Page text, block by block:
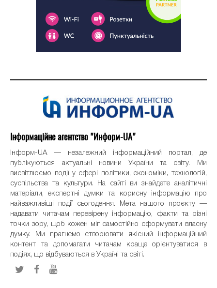
Інформаційне агентство "Информ-UA"
Інформ-UA — незалежний інформаційний портал, де
публікуються актуальні новини України та світу. Ми
висвітлюємо події у сфері політики, економіки, технологій,
суспільства та культури. На сайті ви знайдете аналітичні
матеріали, експертні думки та корисну інформацію про
найважливіші події сьогодення. Мета нашого проєкту —
надавати читачам перевірену інформацію, факти та різні
точки зору, щоб кожен міг самостійно сформувати власну
думку. Ми прагнемо створювати якісний інформаційний
контент та допомагати читачам краще орієнтуватися в
подіях, що відбуваються в Україні та світі.